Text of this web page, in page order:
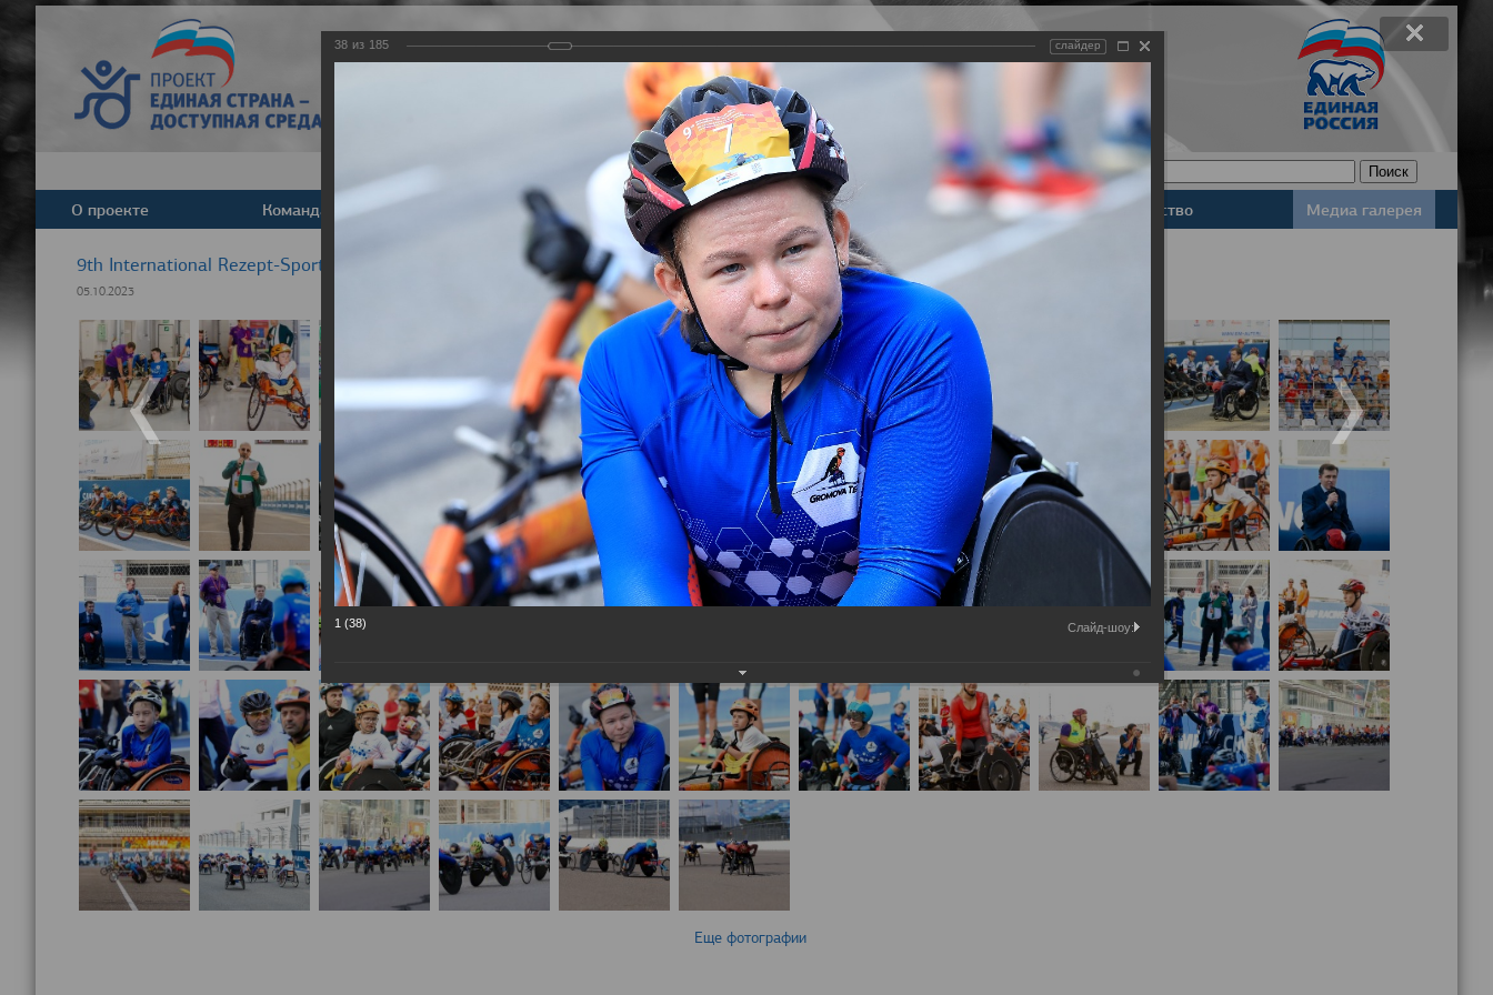
Задать вопрос
Версия для слабовидящих
О проекте Команда Деятельность Базы данных Законодательство Медиа галерея
9th International Rezept-Sport Wheelchair Half Marathon
05.10.2023
Еще фотографии
38 из 185 слайдер
1 (38) Слайд-шоу: